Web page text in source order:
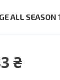
ALL SEASON
₴